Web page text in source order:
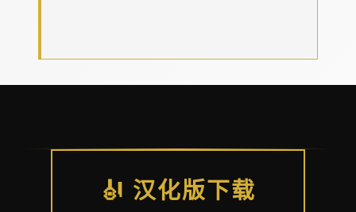
🎻 汉化版下载